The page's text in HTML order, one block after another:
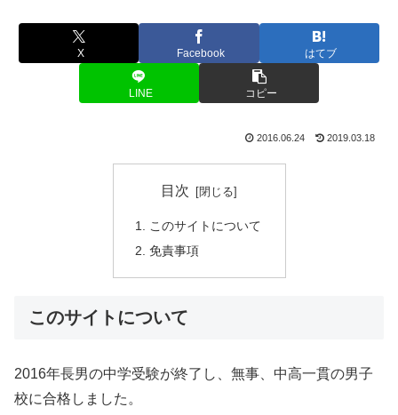
X Facebook はてブ
LINE コピー
2016.06.24 2019.03.18
目次
このサイトについて
免責事項
このサイトについて
2016年長男の中学受験が終了し、無事、中高一貫の男子
校に合格しました。